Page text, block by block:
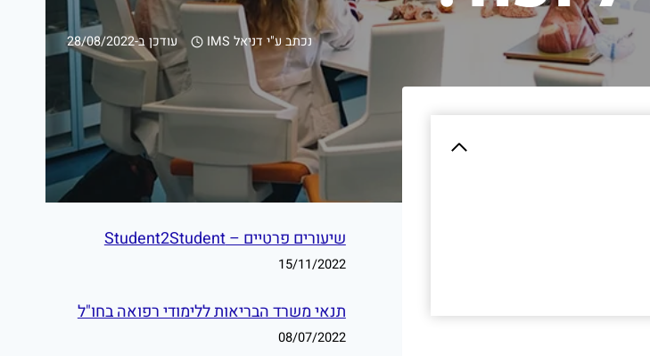
נכתב ע"י דניאל IMS עודכן ב-28/08/2022
פסטים נוספים
שיעורים פרטיים – Student2Student
15/11/2022
תנאי משרד הבריאות ללימודי רפואה בחו"ל
08/07/2022